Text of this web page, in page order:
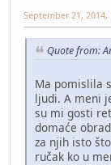
September 21, 2014,
Quote from:
Ma pomislila
ljudi. A meni
su mi gosti
domaće
za njih isto
ručak ko u